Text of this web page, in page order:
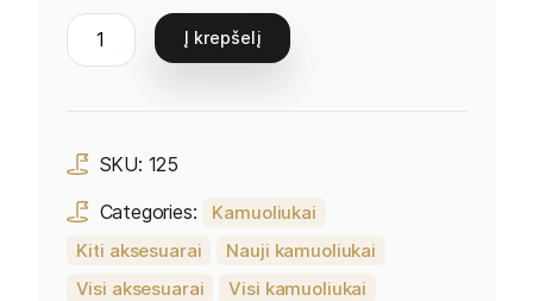
Į krepšelį
SKU: 125
Categories:
Kamuoliukai
Kiti aksesuarai
Nauji kamuoliukai
Visi aksesuarai
Visi kamuoliukai